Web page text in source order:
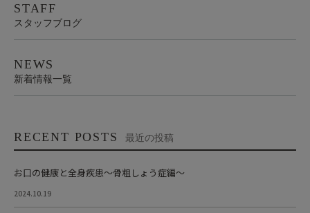
STAFF
スタッフブログ
NEWS
新着情報一覧
RECENT POSTS 最近の投稿
お口の健康と全身疾患～骨粗しょう症編～
2024.10.19